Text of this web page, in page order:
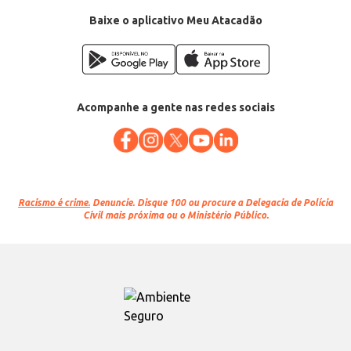
Baixe o aplicativo Meu Atacadão
Acompanhe a gente nas redes sociais
Racismo é crime. Denuncie. Disque 100 ou procure a Delegacia de Polícia
Civil mais próxima ou o Ministério Público.